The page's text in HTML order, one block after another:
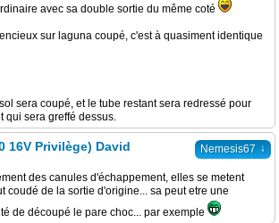
avec sa double sortie du même coté
sur laguna coupé, c'est à quasiment identique
sera coupé, et le tube restant sera redressé pour
qui sera greffé dessus.
Nemesis67 ↓
16V Privilège) David
des canules d'échappement, elles se metent
coudé de la sortie d'origine... sa peut etre une
de découpé le pare choc... par exemple